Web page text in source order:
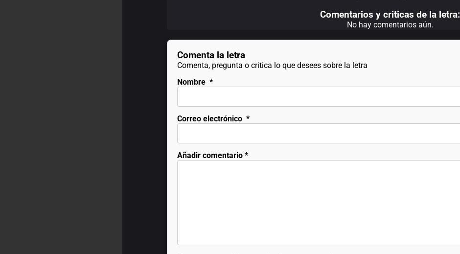
Comentarios y criticas de la letra:
No hay comentarios aún.
Comenta la letra
Comenta, pregunta o critica lo que desees sobre la letra
Nombre *
Correo electrónico *
Añadir comentario*